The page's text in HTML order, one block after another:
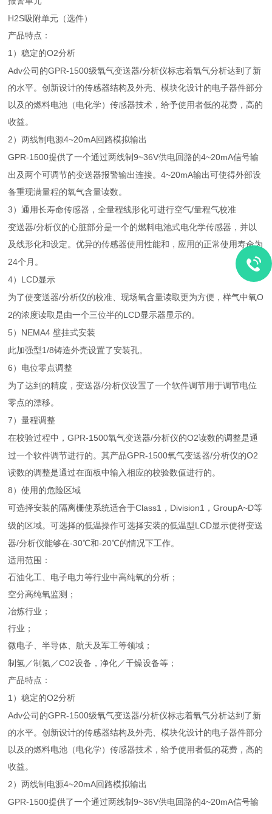
H2S吸附单元（选件）
产品特点：
1 ）稳定的O2分析
Adv公司的GPR-1500级氧气变送器/分析仪标志着氧气分析达到了新
的水平。创新设计的传感器结构及外壳、模块化设计的电子器件部分
以及的燃料电池（电化学）传感器技术，给予使用者低的花费，高的
收益。
2 ）两线制电源4~20mA回路模拟输出
GPR-1500提供了一个通过两线制9~36V供电回路的4~20mA信号输
出及两个可调节的变送器报警输出连接。4~20mA输出可使得外部设
备重现满量程的氧气含量读数。
3 ）通用长寿命传感器，全量程线形化可进行空气/量程气校准
变送器/分析仪的心脏部分是一个的燃料电池式电化学传感器，并以
及线形化和设定。优异的传感器使用性能和，应用的正常使用寿命为
24个月。
4） LCD显示
为了使变送器/分析仪的校准、现场氧含量读取更为方便，样气中氧O
2的浓度读取是由一个三位半的LCD显示器显示的。
5 ） NEMA4壁挂式安装
此加强型1/8铸造外壳设置了安装孔。
6 ）电位零点调整
为了达到的精度，变送器/分析仪设置了一个软件调节用于调节电位
零点的漂移。
7 ）量程调整
在校验过程中，GPR-1500氧气变送器/分析仪的O2读数的调整是通
过一个软件调节进行的。其产品GPR-1500氧气变送器/分析仪的O2
读数的调整是通过在面板中输入相应的校验数值进行的。
8 ）使用的危险区域
可选择安装的隔离栅使系统适合于Class1 ， Division1 ，GroupA~D等
级的区域。可选择的低温操作可选择安装的低温型LCD显示使得变送
器/分析仪能够在-30℃和-20℃的情况下工作。
适用范围：
石油化工、电子电力等行业中高纯氧的分析；
空分高纯氧监测；
冶炼行业；
行业；
微电子、半导体、航天及军工等领域；
制氢／制氮／C02设备，净化／干燥设备等；
产品特点：
1 ）稳定的O2分析
Adv公司的GPR-1500级氧气变送器/分析仪标志着氧气分析达到了新
的水平。创新设计的传感器结构及外壳、模块化设计的电子器件部分
以及的燃料电池（电化学）传感器技术，给予使用者低的花费，高的
收益。
2 ）两线制电源4~20mA回路模拟输出
GPR-1500提供了一个通过两线制9~36V供电回路的4~20mA信号输